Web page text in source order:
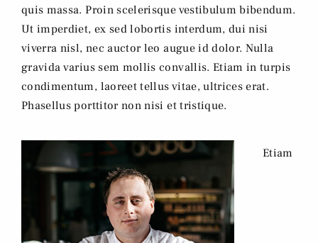
quis massa. Proin scelerisque vestibulum bibendum.
Ut imperdiet, ex sed lobortis interdum, dui nisi
viverra nisl, nec auctor leo augue id dolor. Nulla
gravida varius sem mollis convallis. Etiam in turpis
condimentum, laoreet tellus vitae, ultrices erat.
Phasellus porttitor non nisi et tristique.
Etiam